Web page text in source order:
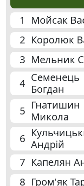
1 Мойсак
2 Королюк
3 Мельник
4 Семенець
Богдан
5 Гнатишин
Микола
6 Андрій
7 Капелян
8 Гром'як